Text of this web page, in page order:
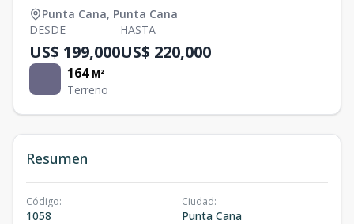
Punta Cana, Punta Cana
DESDE
US$ 199,000
HASTA
US$ 220,000
164 M²
Terreno
Resumen
Código:
1058
Ciudad:
Punta Cana